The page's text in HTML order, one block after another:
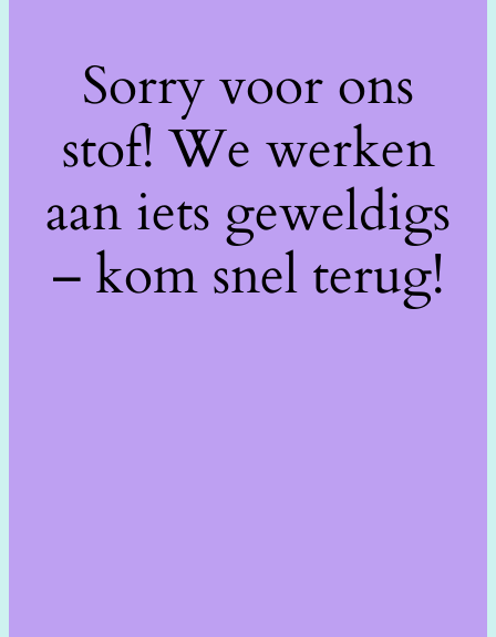
Sorry voor ons
stof! We werken
aan iets geweldigs
– kom snel terug!